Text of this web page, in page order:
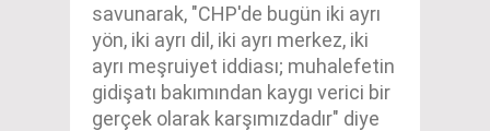
savunarak, "CHP'de bugün iki ayrı
yön, iki ayrı dil, iki ayrı merkez, iki
ayrı meşruiyet iddiası; muhalefetin
gidişatı bakımından kaygı verici bir
gerçek olarak karşımızdadır" diye